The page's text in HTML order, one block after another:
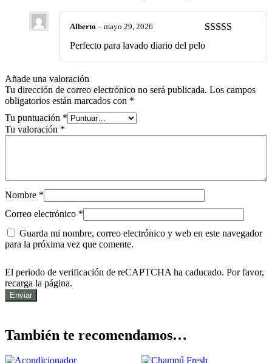
5
Alberto – mayo 29, 2026
Perfecto para lavado diario del pelo
Añade una valoración
Tu dirección de correo electrónico no será publicada. Los campos
obligatorios están marcados con *
Tu puntuación *
Tu valoración *
Nombre *
Correo electrónico *
Guarda mi nombre, correo electrónico y web en este navegador
para la próxima vez que comente.
El periodo de verificación de reCAPTCHA ha caducado. Por favor,
recarga la página.
También te recomendamos…